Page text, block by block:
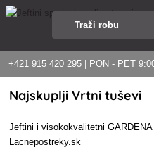
+421 915 420 295 | PON - PET
Najskuplji Vrtni tuševi
Jeftini i visokokvalitetni
Lacnepostreky.sk